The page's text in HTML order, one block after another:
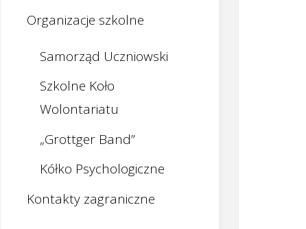
Organizacje szkolne
Samorząd Uczniowski
Szkolne Koło
Wolontariatu
„Grottger Band”
Kółko Psychologiczne
Kontakty zagraniczne